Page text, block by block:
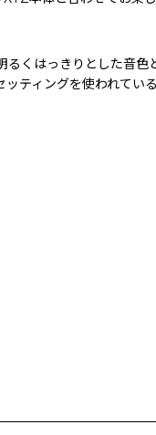
くはっきりとした音色
ティングを使われてい